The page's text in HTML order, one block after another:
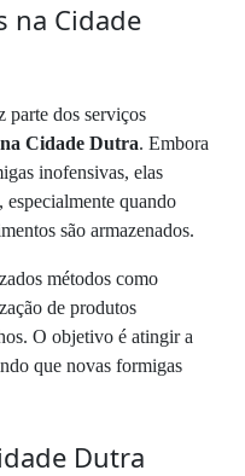
na Cidade
parte dos serviços
Cidade Dutra. Embora
inofensivas, elas
especialmente quando
são armazenados.
métodos como
de produtos
O objetivo é atingir a
que novas formigas
Dutra